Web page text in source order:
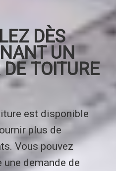
DÈS
UN
TOITURE
est disponible
plus de
Vous pouvez
demande de